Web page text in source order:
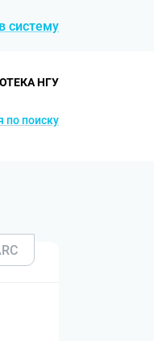
систему
НГУ
по поиску